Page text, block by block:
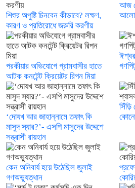
শিশুর অপুষ্টি চিনবেন কীভাবে? লক্ষণ,
কারণ ও প্রতিরোধে জরুরি করণীয়
আজ
পরকীয়ার অভিযোগে গ্রামবাসীর হাতে
আটক কনটেন্ট ক্রিয়েটর রিপন মিয়া
‘দোযখ আর জাহান্নামে তফাৎ কি
মাসুদ স্যার?’- এসপি মাসুদের উদ্দেশে
সন্ত্রাসী রায়হান
সিঁড়ি
কেন অনিবার্য হয়ে উঠেছিল জুলাই
গণঅভ্যুত্থান